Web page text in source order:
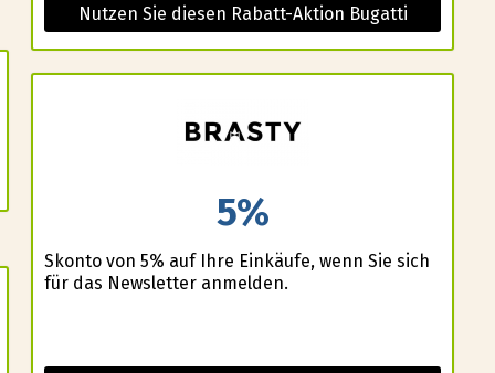
Nutzen Sie diesen Rabatt-Aktion Bugatti
5%
Skonto von 5% auf Ihre Einkäufe, wenn Sie sich
für das Newsletter anmelden.